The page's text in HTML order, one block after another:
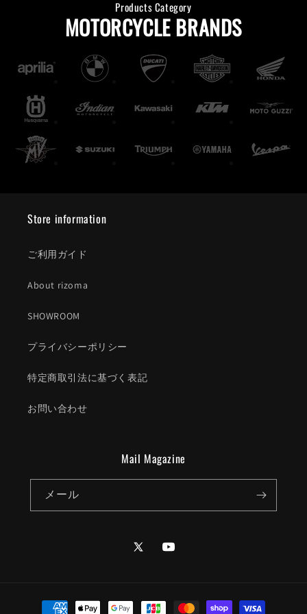
Products Category
MOTORCYCLE BRANDS
Store information
ご利用ガイド
About rizoma
SHOWROOM
プライバシーポリシー
特定商取引法に基づく表記
お問い合わせ
Mail Magazine
メール
TwitterYouTube
決